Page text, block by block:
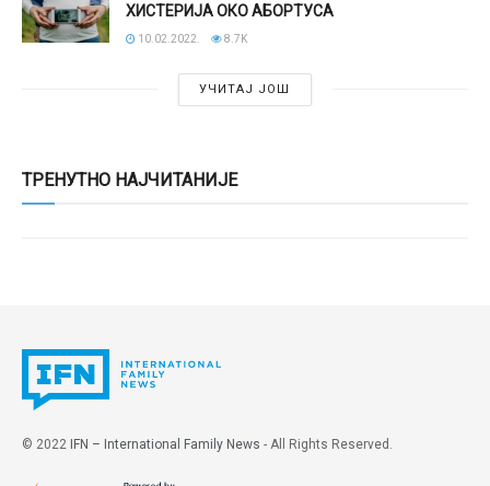
ХИСТЕРИЈА ОКО АБОРТУСА
10.02.2022. 8.7K
УЧИТАЈ ЈОШ
ТРЕНУТНО НАЈЧИТАНИЈЕ
© 2022 IFN – International Family News - All Rights Reserved.